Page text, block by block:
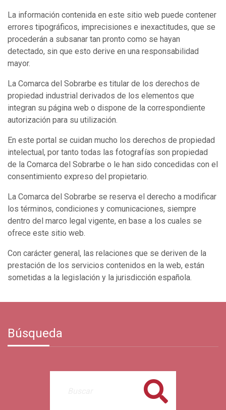
La información contenida en este sitio web puede contener
errores tipográficos, imprecisiones e inexactitudes, que se
procederán a subsanar tan pronto como se hayan
detectado, sin que esto derive en una responsabilidad
mayor.
La Comarca del Sobrarbe es titular de los derechos de
propiedad industrial derivados de los elementos que
integran su página web o dispone de la correspondiente
autorización para su utilización.
En este portal se cuidan mucho los derechos de propiedad
intelectual, por tanto todas las fotografías son propiedad
de la Comarca del Sobrarbe o le han sido concedidas con el
consentimiento expreso del propietario.
La Comarca del Sobrarbe se reserva el derecho a modificar
los términos, condiciones y comunicaciones, siempre
dentro del marco legal vigente, en base a los cuales se
ofrece este sitio web.
Con carácter general, las relaciones que se deriven de la
prestación de los servicios contenidos en la web, están
sometidas a la legislación y la jurisdicción española.
Búsqueda
Buscar